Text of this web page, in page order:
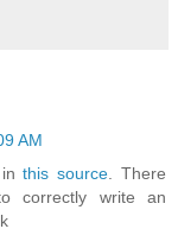
AM
inthis source . There
correctly write an